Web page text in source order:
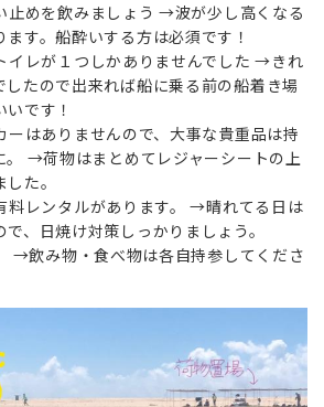
止めを飲みましょう →波が少し高くなる
す。船酔いする方は必須です！
イレが１つしかありませんでした →きれ
したので出来れば船に乗る前の船着き場
です！
ーはありませんので、大事な貴重品は持
。 →荷物はまとめてレジャーシートの上
た。
料レンタルがあります。 →晴れてる日は
、日焼け対策しっかりましょう。
→飲み物・食べ物は各自持参してくださ